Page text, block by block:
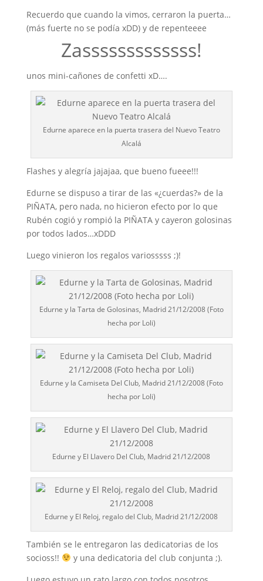
Recuerdo que cuando la vimos, cerraron la puerta…
(más fuerte no se podía xDD) y de repenteeee
Zasssssssssssss!
unos mini-cañones de confetti xD….
Edurne aparece en la puerta trasera del Nuevo Teatro
Alcalá
Flashes y alegría jajajaa, que bueno fueee!!!
Edurne se dispuso a tirar de las «¿cuerdas?» de la
PIÑATA, pero nada, no hicieron efecto por lo que
Rubén cogió y rompió la PIÑATA y cayeron golosinas
por todos lados…xDDD
Luego vinieron los regalos variosssss ;)!
Edurne y la Tarta de Golosinas, Madrid 21/12/2008 (Foto
hecha por Loli)
Edurne y la Camiseta Del Club, Madrid 21/12/2008 (Foto
hecha por Loli)
Edurne y El Llavero Del Club, Madrid 21/12/2008
Edurne y El Reloj, regalo del Club, Madrid 21/12/2008
También se le entregaron las dedicatorias de los
socioss!!
y una dedicatoria del club conjunta ;).